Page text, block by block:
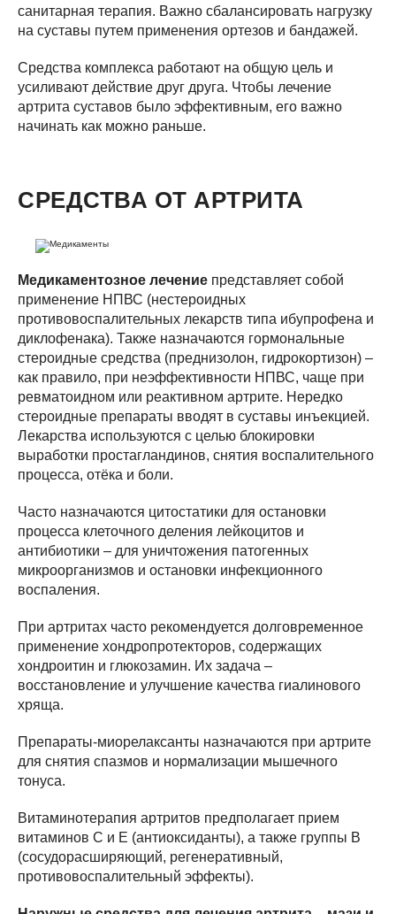
санитарная терапия. Важно сбалансировать нагрузку
на суставы путем применения ортезов и бандажей.
Средства комплекса работают на общую цель и
усиливают действие друг друга. Чтобы лечение
артрита суставов было эффективным, его важно
начинать как можно раньше.
СРЕДСТВА ОТ АРТРИТА
Медикаментозное лечение представляет собой
применение НПВС (нестероидных
противовоспалительных лекарств типа ибупрофена и
диклофенака). Также назначаются гормональные
стероидные средства (преднизолон, гидрокортизон) –
как правило, при неэффективности НПВС, чаще при
ревматоидном или реактивном артрите. Нередко
стероидные препараты вводят в суставы инъекцией.
Лекарства используются с целью блокировки
выработки простагландинов, снятия воспалительного
процесса, отёка и боли.
Часто назначаются цитостатики для остановки
процесса клеточного деления лейкоцитов и
антибиотики – для уничтожения патогенных
микроорганизмов и остановки инфекционного
воспаления.
При артритах часто рекомендуется долговременное
применение хондропротекторов, содержащих
хондроитин и глюкозамин. Их задача –
восстановление и улучшение качества гиалинового
хряща.
Препараты-миорелаксанты назначаются при артрите
для снятия спазмов и нормализации мышечного
тонуса.
Витаминотерапия артритов предполагает прием
витаминов С и Е (антиоксиданты), а также группы В
(сосудорасширяющий, регенеративный,
противовоспалительный эффекты).